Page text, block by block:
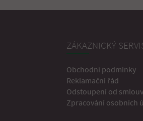
ZÁKAZNICKÝ
Obchodní podmínky
Reklamační řád
Odstoupení od
Zpracování osobních